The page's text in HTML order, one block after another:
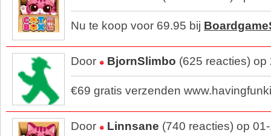
Nu te koop voor 69.95 bij
Door BjornSlimbo (625 reacties)
€69 gratis verzenden
Door Linnsane (740 reacties) op